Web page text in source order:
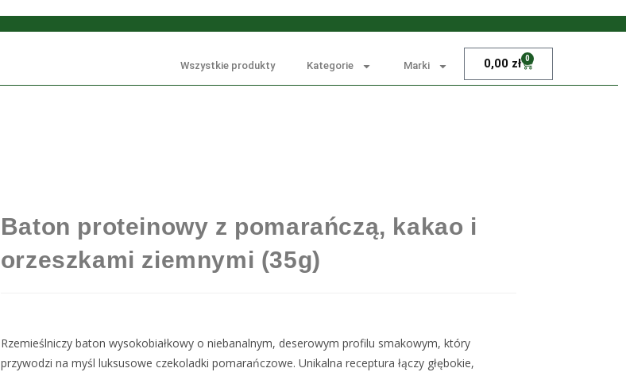
Wszystkie produkty Kategorie Marki 0,00 zł 0
Baton proteinowy z pomarańczą, kakao i
orzeszkami ziemnymi (35g)
Rzemieślniczy baton wysokobiałkowy o niebanalnym, deserowym profilu smakowym, który
przywodzi na myśl luksusowe czekoladki pomarańczowe. Unikalna receptura łączy głębokie,